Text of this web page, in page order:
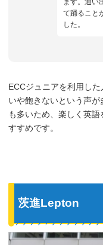
ます。通い
て踊ること
した。
ECCジュニアを利用し
いや飽きないという声
も多いため、楽しく英
すすめです。
茨進Lepton